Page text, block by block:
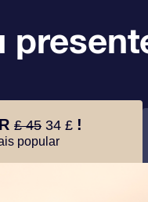
£ 45 34 £ !
popular